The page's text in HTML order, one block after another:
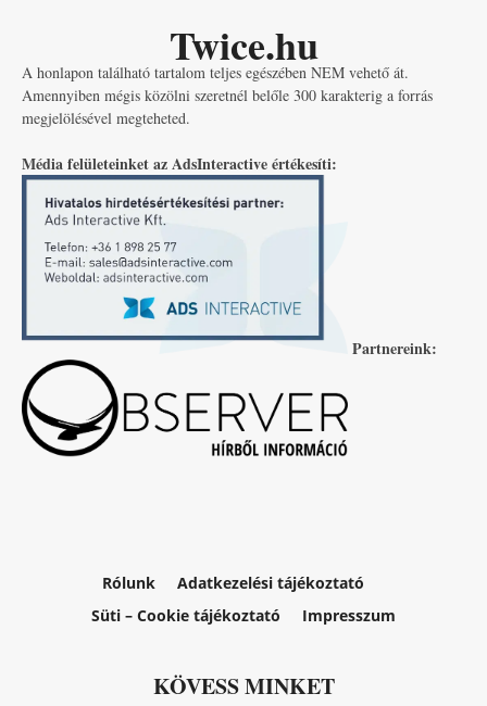
Twice.hu
A honlapon található tartalom teljes egészében NEM vehető át.
Amennyiben mégis közölni szeretnél belőle 300 karakterig a forrás
megjelölésével megteheted.
Média felületeinket az AdsInteractive értékesíti:
Partnereink:
Rólunk
Adatkezelési tájékoztató
Süti – Cookie tájékoztató
Impresszum
KÖVESS MINKET